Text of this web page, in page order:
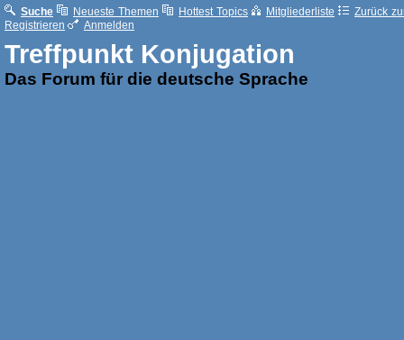
Suche Neueste Themen Hottest Topics Mitgliederliste
Zurück
Registrieren
Anmelden
Treffpunkt Konjugation
Das Forum für die deutsche Sprache